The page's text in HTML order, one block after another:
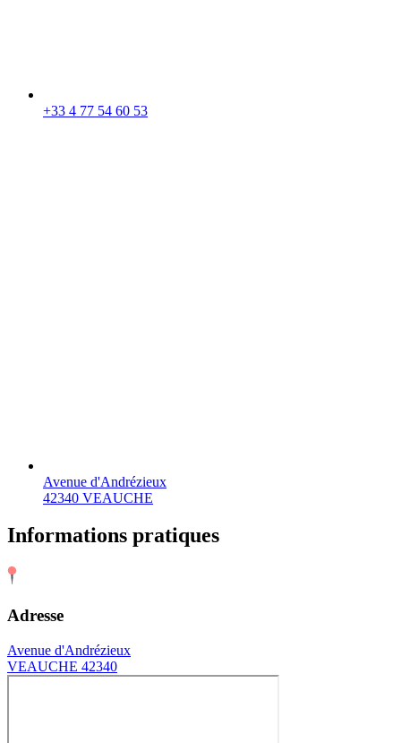
+33 4 77 54 60 53
Avenue d'Andrézieux
42340 VEAUCHE
Informations pratiques
Adresse
Avenue d'Andrézieux
VEAUCHE 42340